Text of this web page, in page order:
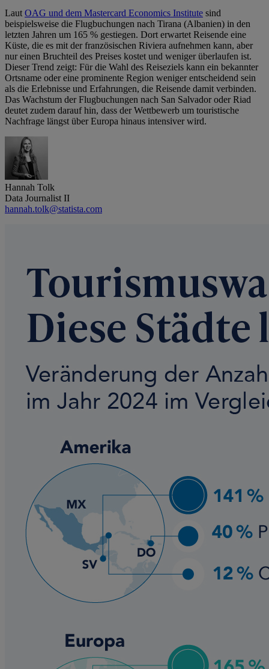
LautOAG und dem Mastercard Economics Institute sind
beispielsweise die Flugbuchungen nach Tirana (Albanien) in den
letzten Jahren um 165 % gestiegen. Dort erwartet Reisende eine
Küste, die es mit der französischen Riviera aufnehmen kann, aber
nur einen Bruchteil des Preises kostet und weniger überlaufen ist.
Dieser Trend zeigt: Für die Wahl des Reiseziels kann ein bekannter
Ortsname oder eine prominente Region weniger entscheidend sein
als die Erlebnisse und Erfahrungen, die Reisende damit verbinden.
Das Wachstum der Flugbuchungen nach San Salvador oder Riad
deutet zudem darauf hin, dass der Wettbewerb um touristische
Nachfrage längst über Europa hinaus intensiver wird.
Hannah Tolk
Data Journalist II
hannah.tolk@statista.com